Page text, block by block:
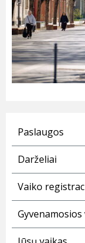
Paslaugos
Darželiai
Vaiko